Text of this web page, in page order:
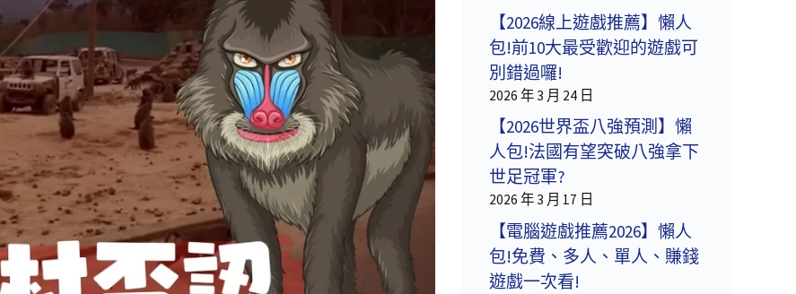
【2026線上遊戲推薦】懶人
包!前10大最受歡迎的遊戲可
別錯過囉!
2026 年 3 月 24 日
【2026世界盃八強預測】懶
人包!法國有望突破八強拿下
世足冠軍?
2026 年 3 月 17 日
【電腦遊戲推薦2026】懶人
包!免費、多人、單人、賺錢
遊戲一次看!